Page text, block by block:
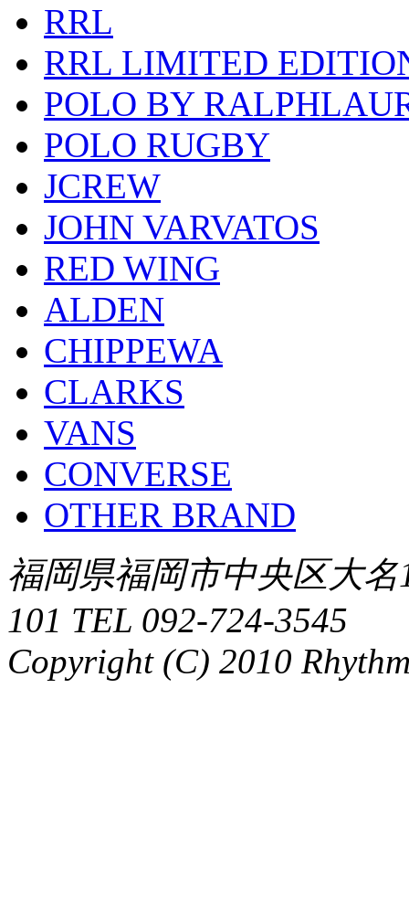
RRL
RRL LIMITED
POLO BY
POLO RUGBY
JCREW
JOHN VARVATOS
RED WING
ALDEN
CHIPPEWA
CLARKS
VANS
CONVERSE
OTHER BRAND
福岡県福岡市中央区大
101 TEL 092-724-3545
Copyright (C) 2010